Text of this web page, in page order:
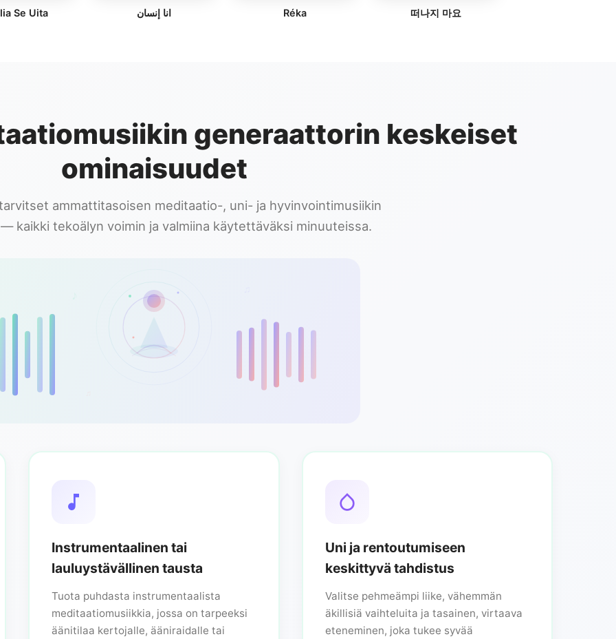
Se Uita انا إنسان Réka 떠나지 마요
generaattorin keskeiset
ominaisuudet
ammattitasoisen meditaatio-, uni- ja hyvinvointimusiikin
kaikki tekoälyn voimin ja valmiina käytettäväksi minuuteissa.
Instrumentaalinen tai
lauluystävällinen tausta
Tuota puhdasta instrumentaalista
meditaatiomusiikkia, jossa on tarpeeksi
äänitilaa kertojalle, ääniraidalle tai
Uni ja rentoutumiseen
keskittyvä tahdistus
Valitse pehmeämpi liike, vähemmän
äkillisiä vaihteluita ja tasainen, virtaava
eteneminen, joka tukee syvää